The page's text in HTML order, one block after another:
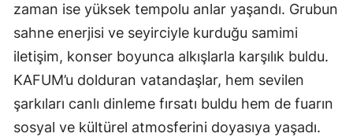
zaman ise yüksek tempolu anlar yaşandı. Grubun
sahne enerjisi ve seyirciyle kurduğu samimi
iletişim, konser boyunca alkışlarla karşılık buldu.
KAFUM’u dolduran vatandaşlar, hem sevilen
şarkıları canlı dinleme fırsatı buldu hem de fuarın
sosyal ve kültürel atmosferini doyasıya yaşadı.